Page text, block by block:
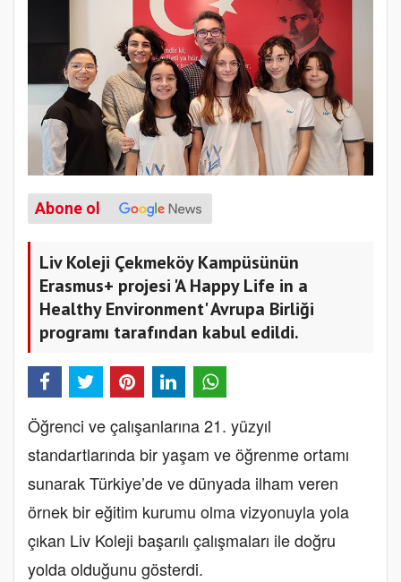
Abone ol
Liv Koleji Çekmeköy Kampüsünün
Erasmus+ projesi 'A Happy Life in a
Healthy Environment' Avrupa Birliği
programı tarafından kabul edildi.
Öğrenci ve çalışanlarına 21. yüzyıl
standartlarında bir yaşam ve öğrenme ortamı
sunarak Türkiye’de ve dünyada ilham veren
örnek bir eğitim kurumu olma vizyonuyla yola
çıkan Liv Koleji başarılı çalışmaları ile doğru
yolda olduğunu gösterdi.